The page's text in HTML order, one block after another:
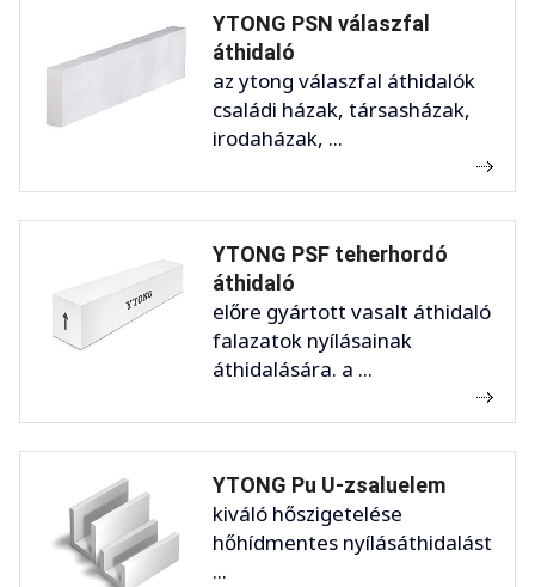
YTONG PSN válaszfal
áthidaló
az ytong válaszfal áthidalók
családi házak, társasházak,
irodaházak, ...
YTONG PSF teherhordó
áthidaló
előre gyártott vasalt áthidaló
falazatok nyílásainak
áthidalására. a ...
YTONG Pu U-zsaluelem
kiváló hőszigetelése
hőhídmentes nyílásáthidalást
...